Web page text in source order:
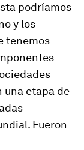
podríamos
y los
tenemos
una etapa de
Fueron